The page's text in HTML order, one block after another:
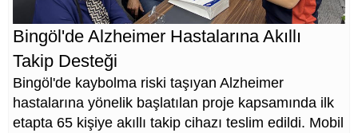
Bingöl'de Alzheimer Hastalarına Akıllı
Takip Desteği
Bingöl'de kaybolma riski taşıyan Alzheimer
hastalarına yönelik başlatılan proje kapsamında ilk
etapta 65 kişiye akıllı takip cihazı teslim edildi. Mobil